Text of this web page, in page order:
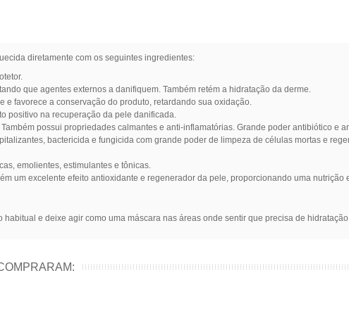
diretamente com os seguintes ingredientes:
que agentes externos a danifiquem. Também retém a hidratação da derme.
favorece a conservação do produto, retardando sua oxidação.
positivo na recuperação da pele danificada.
possui propriedades calmantes e anti-inflamatórias. Grande poder antibiótico e
bactericida e fungicida com grande poder de limpeza de células mortas e
emolientes, estimulantes e tônicas.
um excelente efeito antioxidante e regenerador da pele, proporcionando uma nutrição
e deixe agir como uma máscara nas áreas onde sentir que precisa de